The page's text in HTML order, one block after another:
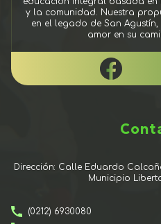
y la comunidad. Nuestra
en el legado de San
amor en su
Dirección: Calle Eduardo
Municipio
(0212) 6930080